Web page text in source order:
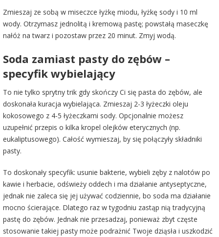
Zmieszaj ze sobą w miseczce łyżkę miodu, łyżkę sody i 10 ml
wody. Otrzymasz jednolitą i kremową pastę; powstałą maseczkę
nałóż na twarz i pozostaw przez 20 minut. Zmyj wodą.
Soda zamiast pasty do zębów –
specyfik wybielający
To nie tylko sprytny trik gdy skończy Ci się pasta do zębów, ale
doskonała kuracja wybielająca. Zmieszaj 2-3 łyżeczki oleju
kokosowego z 4-5 łyżeczkami sody. Opcjonalnie możesz
uzupełnić przepis o kilka kropel olejków eterycznych (np.
eukaliptusowego). Całość wymieszaj, by się połączyły składniki
pasty.
To doskonały specyfik: usunie bakterie, wybieli zęby z nalotów po
kawie i herbacie, odświeży oddech i ma działanie antyseptyczne,
jednak nie zaleca się jej używać codziennie, bo soda ma działanie
mocno ścierające. Dlatego raz w tygodniu zastąp nią tradycyjną
pastę do zębów. Jednak nie przesadzaj, ponieważ zbyt częste
stosowanie takiej pasty może podrażnić Twoje dziąsła i uszkodzić